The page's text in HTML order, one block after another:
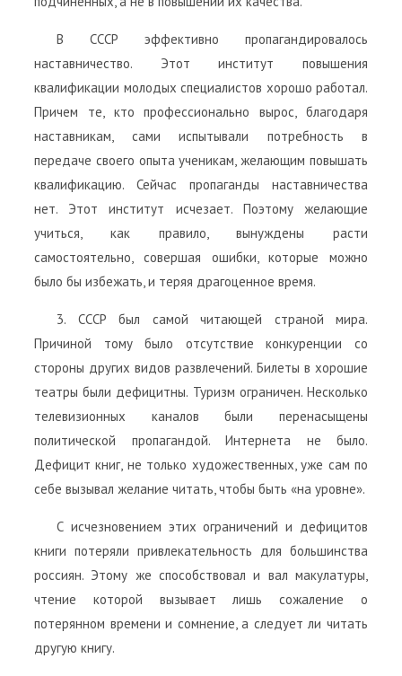
В СССР эффективно пропагандировалось
наставничество. Этот институт повышения
квалификации молодых специалистов хорошо работал.
Причем те, кто профессионально вырос, благодаря
наставникам, сами испытывали потребность в
передаче своего опыта ученикам, желающим повышать
квалификацию. Сейчас пропаганды наставничества
нет. Этот институт исчезает. Поэтому желающие
учиться, как правило, вынуждены расти
самостоятельно, совершая ошибки, которые можно
было бы избежать, и теряя драгоценное время.
3. СССР был самой читающей страной мира.
Причиной тому было отсутствие конкуренции со
стороны других видов развлечений. Билеты в хорошие
театры были дефицитны. Туризм ограничен. Несколько
телевизионных каналов были перенасыщены
политической пропагандой. Интернета не было.
Дефицит книг, не только художественных, уже сам по
себе вызывал желание читать, чтобы быть «на уровне».
С исчезновением этих ограничений и дефицитов
книги потеряли привлекательность для большинства
россиян. Этому же способствовал и вал макулатуры,
чтение которой вызывает лишь сожаление о
потерянном времени и сомнение, а следует ли читать
другую книгу.